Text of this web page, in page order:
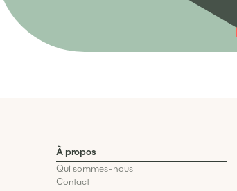
À propos
Qui sommes-nous
Contact